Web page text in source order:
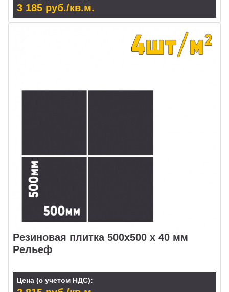
3 185 руб./кв.м.
Резиновая плитка 500x500 х 40 мм
Рельеф
Цена (с учетом НДС):